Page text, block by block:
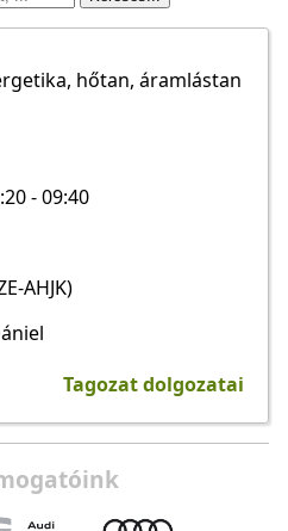
hőtan, áramlástan
- 09:40
AHJK)
Tagozat dolgozatai